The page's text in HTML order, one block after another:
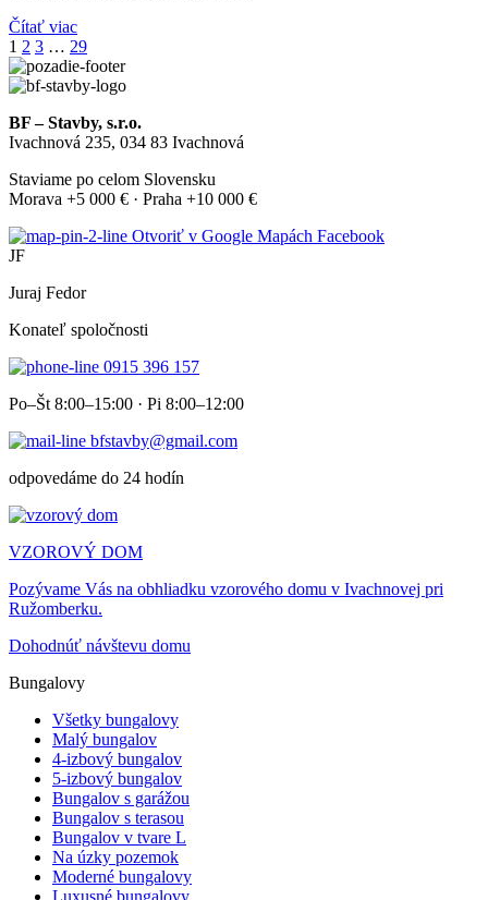
Čítať viac
1 2 3 … 29
BF – Stavby, s.r.o.
Ivachnová 235, 034 83 Ivachnová
Staviame po celom Slovensku
Morava +5 000 € · Praha +10 000 €
Otvoriť v Google Mapách Facebook
JF
Juraj Fedor
Konateľ spoločnosti
0915 396 157
Po–Št 8:00–15:00 · Pi 8:00–12:00
bfstavby@gmail.com
odpovedáme do 24 hodín
VZOROVÝ DOM
Pozývame Vás na obhliadku vzorového domu v Ivachnovej pri
Ružomberku.
Dohodnúť návštevu domu
Bungalovy
Všetky bungalovy
Malý bungalov
4-izbový bungalov
5-izbový bungalov
Bungalov s garážou
Bungalov s terasou
Bungalov v tvare L
Na úzky pozemok
Moderné bungalovy
Luxusné bungalovy